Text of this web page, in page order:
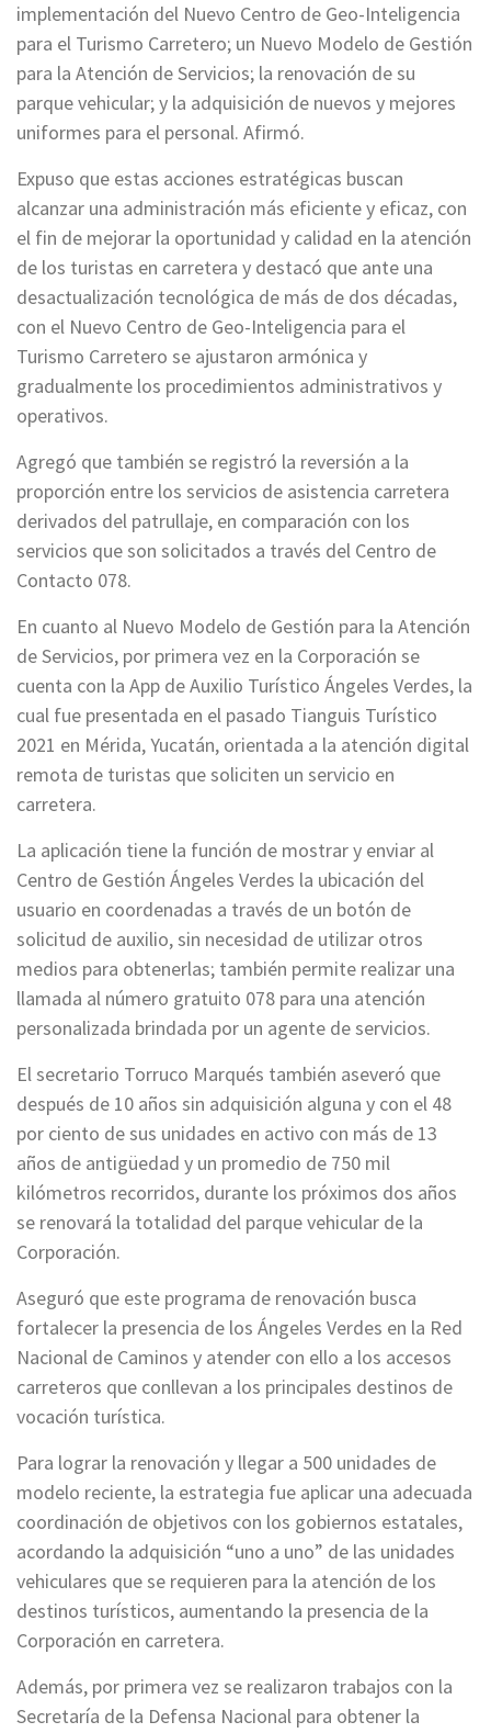
implementación del Nuevo Centro de Geo-Inteligencia
para el Turismo Carretero; un Nuevo Modelo de Gestión
para la Atención de Servicios; la renovación de su
parque vehicular; y la adquisición de nuevos y mejores
uniformes para el personal. Afirmó.
Expuso que estas acciones estratégicas buscan
alcanzar una administración más eficiente y eficaz, con
el fin de mejorar la oportunidad y calidad en la atención
de los turistas en carretera y destacó que ante una
desactualización tecnológica de más de dos décadas,
con el Nuevo Centro de Geo-Inteligencia para el
Turismo Carretero se ajustaron armónica y
gradualmente los procedimientos administrativos y
operativos.
Agregó que también se registró la reversión a la
proporción entre los servicios de asistencia carretera
derivados del patrullaje, en comparación con los
servicios que son solicitados a través del Centro de
Contacto 078.
En cuanto al Nuevo Modelo de Gestión para la Atención
de Servicios, por primera vez en la Corporación se
cuenta con la App de Auxilio Turístico Ángeles Verdes, la
cual fue presentada en el pasado Tianguis Turístico
2021 en Mérida, Yucatán, orientada a la atención digital
remota de turistas que soliciten un servicio en
carretera.
La aplicación tiene la función de mostrar y enviar al
Centro de Gestión Ángeles Verdes la ubicación del
usuario en coordenadas a través de un botón de
solicitud de auxilio, sin necesidad de utilizar otros
medios para obtenerlas; también permite realizar una
llamada al número gratuito 078 para una atención
personalizada brindada por un agente de servicios.
El secretario Torruco Marqués también aseveró que
después de 10 años sin adquisición alguna y con el 48
por ciento de sus unidades en activo con más de 13
años de antigüedad y un promedio de 750 mil
kilómetros recorridos, durante los próximos dos años
se renovará la totalidad del parque vehicular de la
Corporación.
Aseguró que este programa de renovación busca
fortalecer la presencia de los Ángeles Verdes en la Red
Nacional de Caminos y atender con ello a los accesos
carreteros que conllevan a los principales destinos de
vocación turística.
Para lograr la renovación y llegar a 500 unidades de
modelo reciente, la estrategia fue aplicar una adecuada
coordinación de objetivos con los gobiernos estatales,
acordando la adquisición “uno a uno” de las unidades
vehiculares que se requieren para la atención de los
destinos turísticos, aumentando la presencia de la
Corporación en carretera.
Además, por primera vez se realizaron trabajos con la
Secretaría de la Defensa Nacional para obtener la